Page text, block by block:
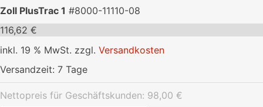
Zoll PlusTrac 1 #8000-11110-08
116,62 €
inkl. 19 % MwSt. zzgl. Versandkosten
Versandzeit: 7 Tage
Nettopreis für Geschäftskunden: 98,00 €